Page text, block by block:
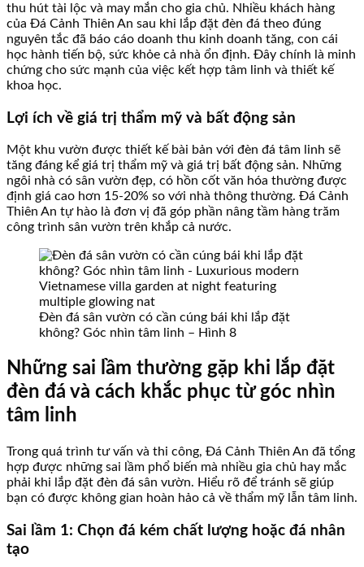
thu hút tài lộc và may mắn cho gia chủ. Nhiều khách hàng
của Đá Cảnh Thiên An sau khi lắp đặt đèn đá theo đúng
nguyên tắc đã báo cáo doanh thu kinh doanh tăng, con cái
học hành tiến bộ, sức khỏe cả nhà ổn định. Đây chính là minh
chứng cho sức mạnh của việc kết hợp tâm linh và thiết kế
khoa học.
Lợi ích về giá trị thẩm mỹ và bất động sản
Một khu vườn được thiết kế bài bản với đèn đá tâm linh sẽ
tăng đáng kể giá trị thẩm mỹ và giá trị bất động sản. Những
ngôi nhà có sân vườn đẹp, có hồn cốt văn hóa thường được
định giá cao hơn 15-20% so với nhà thông thường. Đá Cảnh
Thiên An tự hào là đơn vị đã góp phần nâng tầm hàng trăm
công trình sân vườn trên khắp cả nước.
Đèn đá sân vườn có cần cúng bái khi lắp đặt
không? Góc nhìn tâm linh – Hình 8
Những sai lầm thường gặp khi lắp đặt
đèn đá và cách khắc phục từ góc nhìn
tâm linh
Trong quá trình tư vấn và thi công, Đá Cảnh Thiên An đã tổng
hợp được những sai lầm phổ biến mà nhiều gia chủ hay mắc
phải khi lắp đặt đèn đá sân vườn. Hiểu rõ để tránh sẽ giúp
bạn có được không gian hoàn hảo cả về thẩm mỹ lẫn tâm linh.
Sai lầm 1: Chọn đá kém chất lượng hoặc đá nhân
tạo